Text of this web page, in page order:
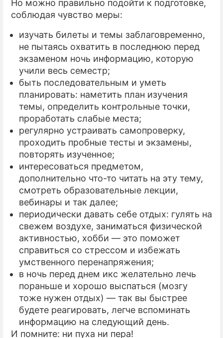
Но можно правильно подойти к подготовке,
соблюдая чувство меры:
изучать билеты и темы заблаговременно,
не пытаясь охватить в последнюю перед
экзаменом ночь информацию, которую
учили весь семестр;
быть последовательным и уметь
планировать: наметить план изучения
темы, определить контрольные точки,
проработать слабые места;
регулярно устраивать самопроверку,
проходить пробные тесты и экзамены,
повторять изученное;
интересоваться предметом,
дополнительно что-то читать на эту тему,
смотреть образовательные лекции,
вебинары и так далее;
периодически давать себе отдых: гулять на
свежем воздухе, заниматься физической
активностью, хобби — это поможет
справиться со стрессом и избежать
умственного перенапряжения;
в ночь перед днем икс желательно лечь
пораньше и хорошо выспаться (мозгу
тоже нужен отдых) — так вы быстрее
будете реагировать, легче вспоминать
информацию на следующий день.
И помните: ни пуха ни пера!